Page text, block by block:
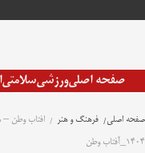
صفحه اصلیورزشیسلامتی
صفحه اصلی فرهنگ و هنر
افتاب وطن –
١۴٠۴_آفتاب وطن